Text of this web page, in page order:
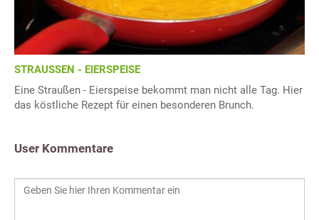
STRAUSSEN - EIERSPEISE
Eine Straußen - Eierspeise bekommt man nicht alle Tag. Hier
das köstliche Rezept für einen besonderen Brunch.
User Kommentare